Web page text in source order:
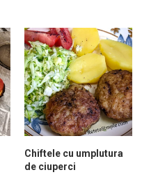
Chiftele cu umplutura
de ciuperci